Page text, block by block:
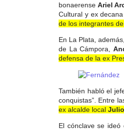
bonaerenseAriel
Cultural y ex
de los integrantes
En La Plata,
de La Cámpora,
defensa de la ex
También habló el
conquistas”. Entre
ex alcalde local
El cónclave se